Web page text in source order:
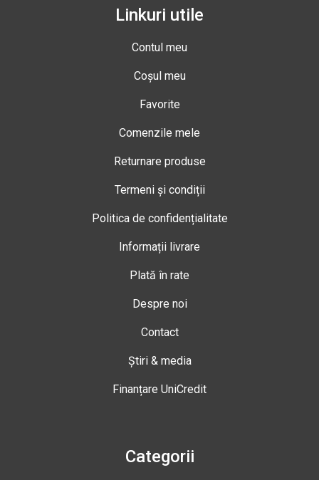
Linkuri utile
Contul meu
Coșul meu
Favorite
Comenzile mele
Returnare produse
Termeni și condiții
Politica de confidențialitate
Informații livrare
Plată în rate
Despre noi
Contact
Știri & media
Finanțare UniCredit
Categorii